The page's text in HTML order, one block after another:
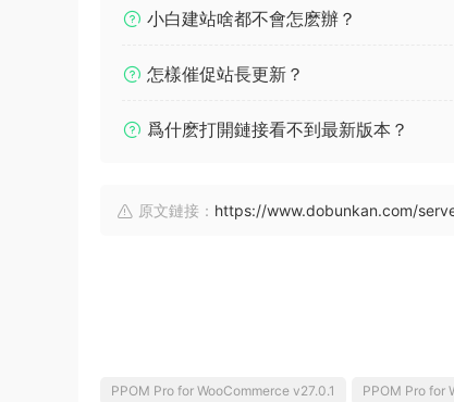
小白建站啥都不會怎麽辦？
怎樣催促站長更新？
爲什麽打開鏈接看不到最新版本？
原文鏈接： https://www.dobunkan.com/
PPOM Pro for WooCommerce v27.0.1 PPOM Pro for